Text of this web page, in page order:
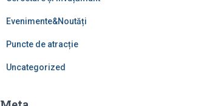
Evenimente&Noutăți
Puncte de atracție
Uncategorized